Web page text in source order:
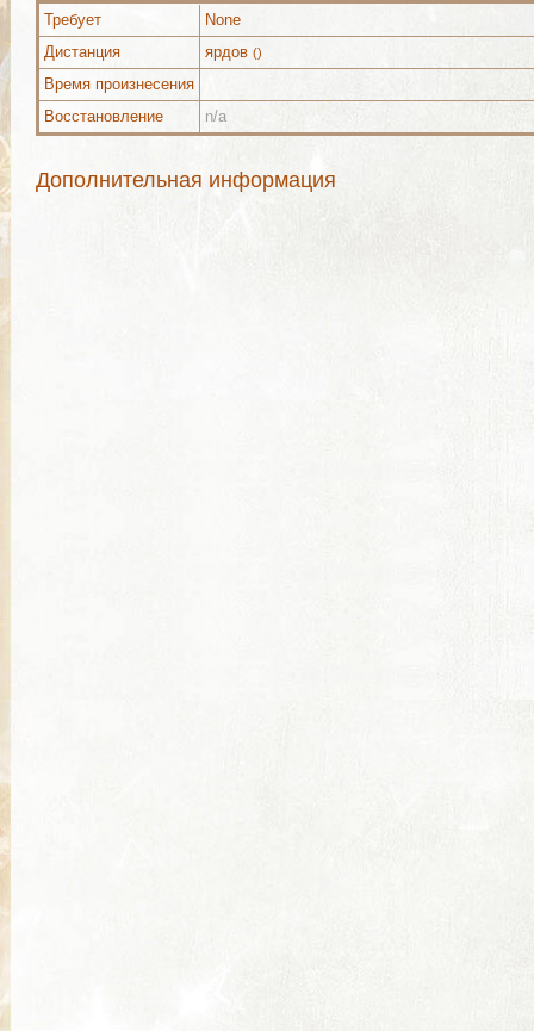
Требует
None
Дистанция
ярдов ()
Время произнесения
Восстановление
n/a
Дополнительная информация